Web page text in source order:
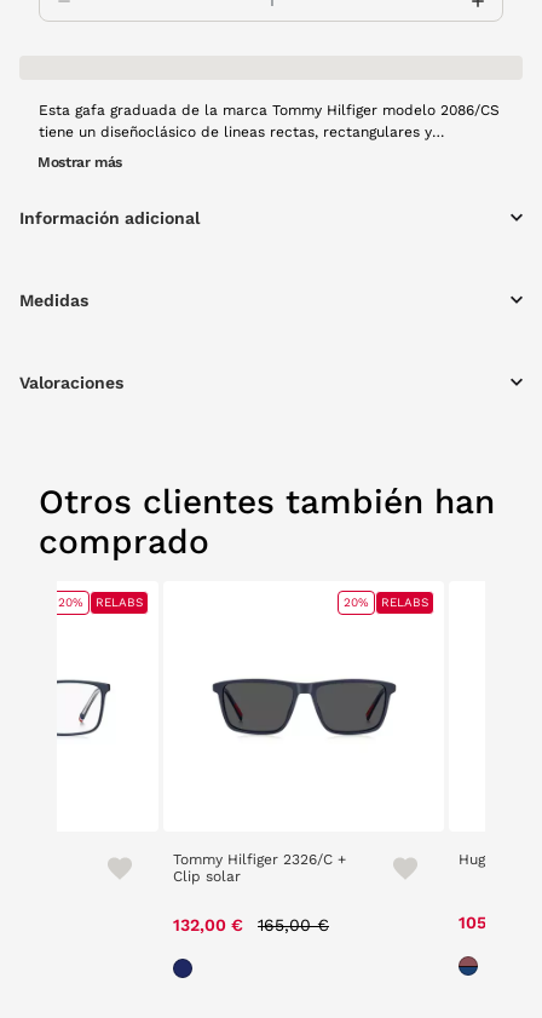
Esta gafa graduada de la marca Tommy Hilfiger modelo 2086/CS
tiene un diseñoclásico de lineas rectas, rectangulares y
ligeramente deportivas. Toda la montura es de color azul marino,
un complemento ideal para esta primavera.
Mostrar más
Información adicional
Medidas
Valoraciones
Otros clientes también han
comprado
20% RELABS
Tommy Hilfiger 2326/C +
Clip solar
132,00 € 165,00 €
20% RELABS
Hugo 1339/
105,00 €